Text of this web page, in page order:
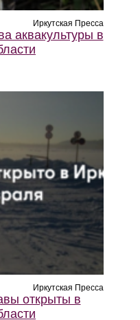
Иркутская Пресса
аквакультуры в
Иркутская Пресса
открыты в